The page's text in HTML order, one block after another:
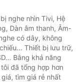
nghe nhìn Tivi, Hệ
Dàn âm thanh, Âm-
có dây, không
Thiết bị lưu trữ,
Bằng khả năng
đã tổng hợp hơn
tìm giá rẻ nhất